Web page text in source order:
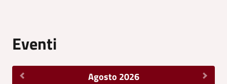
Eventi
Agosto 2026